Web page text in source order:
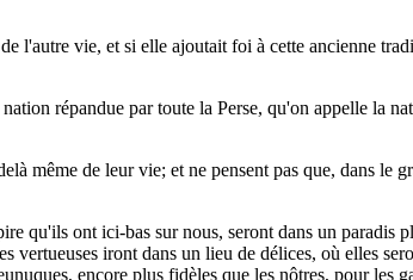
l'autre vie, et si elle ajoutait foi à cette ancienne
répandue par toute la Perse, qu'on appelle la
même de leur vie; et ne pensent pas que, dans le
qu'ils ont ici-bas sur nous, seront dans un paradis
iront dans un lieu de délices, où elles
encore plus fidèles que les nôtres, pour les